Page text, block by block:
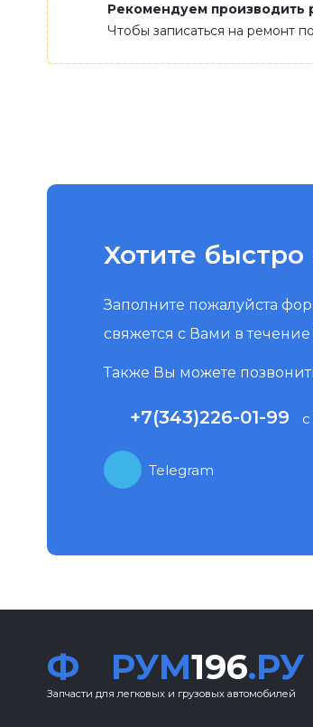
Рекомендуем производить
Чтобы записаться на ремонт
Хотите быстро
Заполните пожалуйста
свяжется с Вами в течение
Также Вы можете
+7(343)226-01-99
Telegram
Ф РУМ196.РУ
Запчасти для легковых и грузовых автомобилей